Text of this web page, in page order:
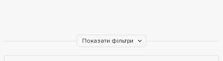
Показати фільтри